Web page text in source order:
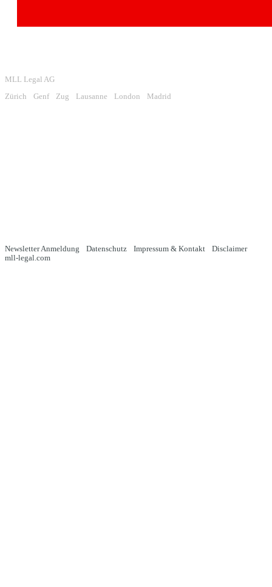
MLL Legal AG
Zürich
Genf Zug Lausanne London Madrid
Newsletter Anmeldung Datenschutz Impressum & Kontakt
Disclaimer
mll-legal.com